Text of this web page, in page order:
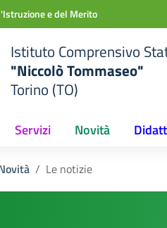
e del Merito
Istituto Comprensivo
"Niccolò Tommaseo"
Torino (TO)
Servizi Novità
Le notizie